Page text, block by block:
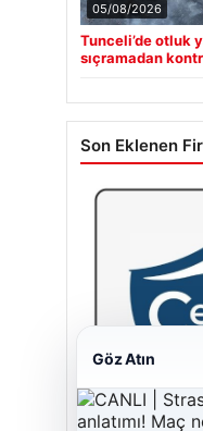
05/08/2026
Tunceli’de otluk
sıçramadan
Son Eklenen
Göz Atın